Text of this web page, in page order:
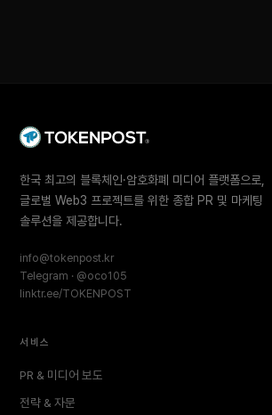
한국 최고의 블록체인·암호화폐 미디어 플랫폼으로,
글로벌 Web3 프로젝트를 위한 종합 PR 및 마케팅
솔루션을 제공합니다.
info@tokenpost.kr
Telegram · @oco105
linktr.ee/TOKENPOST
서비스
PR & 미디어 보도
전략 & 자문